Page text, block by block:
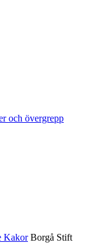
och övergrepp
Kakor Borgå Stift